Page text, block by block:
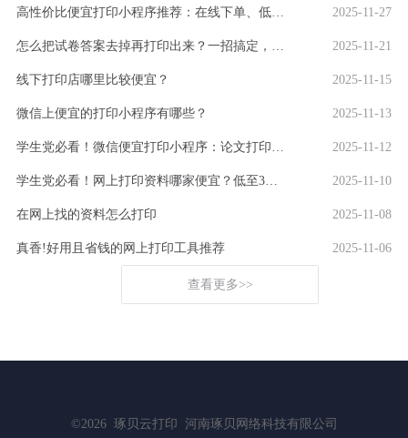
高性价比便宜打印小程序推荐：在线下单、低价快印、全国包邮 2025-11-27
怎么把试卷答案去掉再打印出来？一招搞定，还省下打印费！ 2025-11-21
线下打印店哪里比较便宜？ 2025-11-15
微信上便宜的打印小程序有哪些？ 2025-11-13
学生党必看！微信便宜打印小程序：论文打印100页仅5元 2025-11-12
学生党必看！网上打印资料哪家便宜？低至3分/页 2025-11-10
在网上找的资料怎么打印 2025-11-08
真香!好用且省钱的网上打印工具推荐 2025-11-06
查看更多>>
©2026 琢贝云打印 河南琢贝网络科技有限公司